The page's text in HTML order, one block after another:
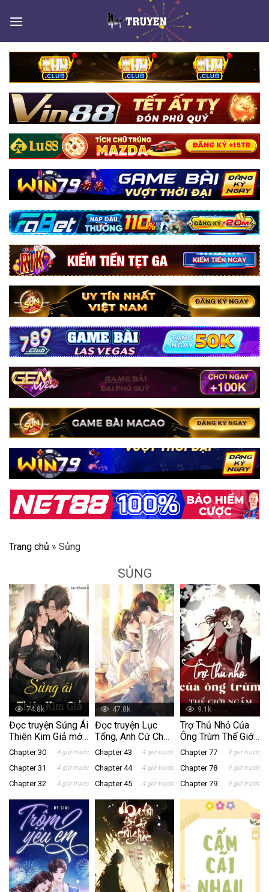
Trang chủ » Sủng
SỦNG
74.8k
Đọc truyện Sủng Ái
Thiên Kim Giả mới
nhất tại NetTruyen
Chapter 30 4 giờ trước
Chapter 31 4 giờ trước
Chapter 32 4 giờ trước
47.8k
Đọc truyện Lục
Tổng, Anh Cứ Chờ
Đấy! mới nhất tại
NetTruyen
Chapter 43 4 giờ trước
Chapter 44 4 giờ trước
Chapter 45 4 giờ trước
9.1k
Trợ Thủ Nhỏ Của
Ông Trùm Thế Giới
Ngầm
Chapter 77 9 giờ trước
Chapter 78 9 giờ trước
Chapter 79 9 giờ trước